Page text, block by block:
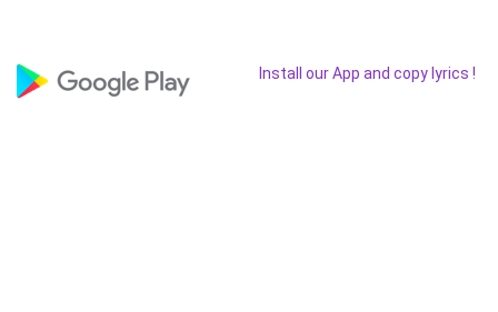
Install our App and copy lyrics !